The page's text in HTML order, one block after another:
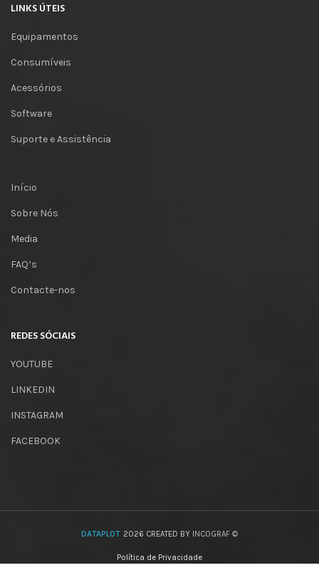
LINKS ÚTEIS
Equipamentos
Consumíveis
Acessórios
Software
Suporte e Assistência
Início
Sobre Nós
Media
FAQ’s
Contacte-nos
REDES SÓCIAIS
YOUTUBE
LINKEDIN
INSTAGRAM
FACEBOOK
DATAPLOT 2026 CREATED BY INCOGRAF ©
Política de Privacidade